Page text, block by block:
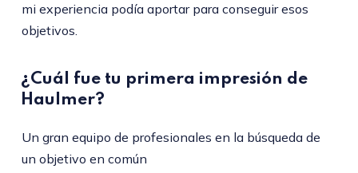
mi experiencia podía aportar para conseguir esos
objetivos.
¿Cuál fue tu primera impresión de
Haulmer?
Un gran equipo de profesionales en la búsqueda de
un objetivo en común